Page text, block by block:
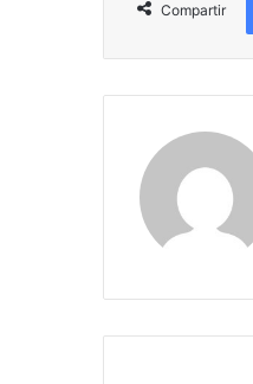
Compartir